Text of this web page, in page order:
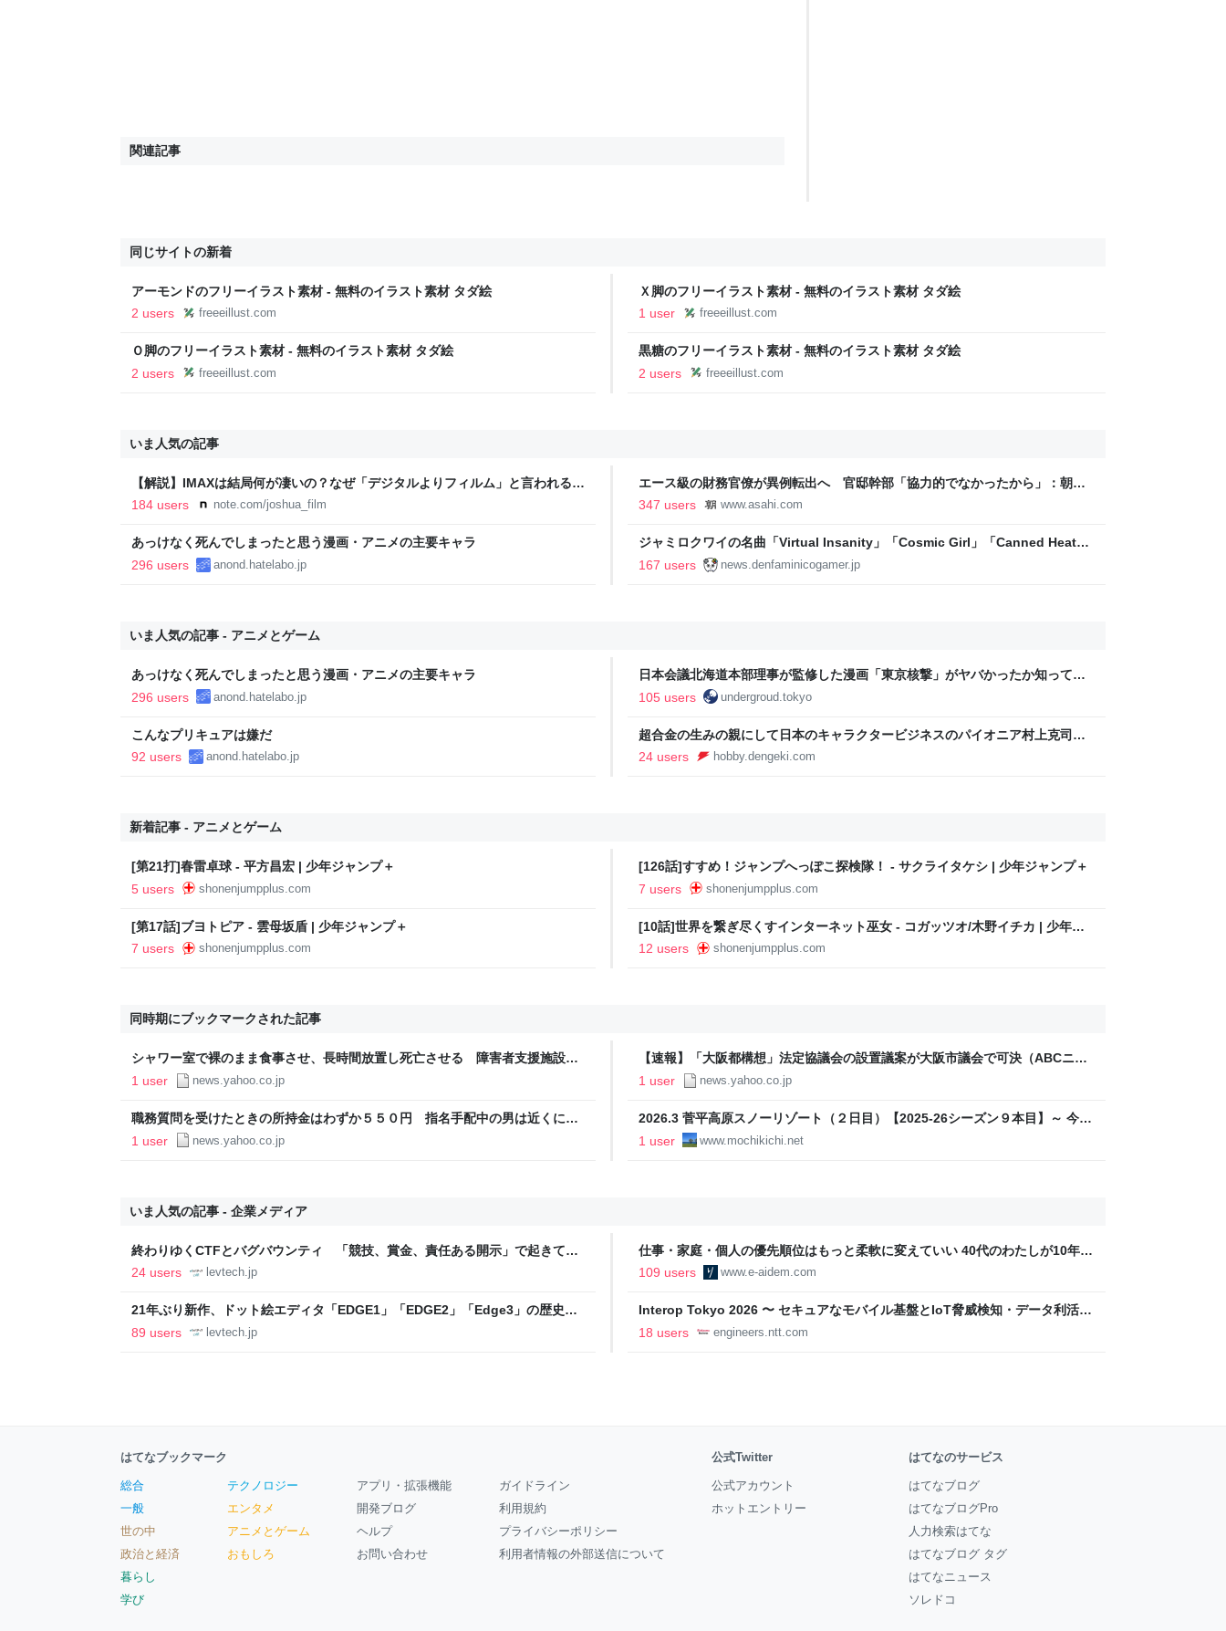
関連記事
同じサイトの新着
アーモンドのフリーイラスト素材 - 無料のイラスト素材 タダ絵
2 users
freeeillust.com
Ｘ脚のフリーイラスト素材 - 無料のイラスト素材 タダ絵
1 user
freeeillust.com
Ｏ脚のフリーイラスト素材 - 無料のイラスト素材 タダ絵
2 users
freeeillust.com
黒糖のフリーイラスト素材 - 無料のイラスト素材 タダ絵
2 users
freeeillust.com
いま人気の記事
【解説】IMAXは結局何が凄いの？なぜ「デジタルよりフィルム」と言われるの
か？｜Joshua Connolly
184 users note.com/joshua_film
エース級の財務官僚が異例転出へ 官邸幹部「協力的でなかったから」：朝日
新聞
347 users www.asahi.com
あっけなく死んでしまったと思う漫画・アニメの主要キャラ
296 users
anond.hatelabo.jp
ジャミロクワイの名曲「Virtual Insanity」「Cosmic Girl」「Canned Heat」
公式日本語字幕付きMVがいきなり公開！「SUMMER SONIC 2026」での9年ぶ
りとなる日本公演を記念して
167 users news.denfaminicogamer.jp
いま人気の記事 - アニメとゲーム
あっけなく死んでしまったと思う漫画・アニメの主要キャラ
296 users
anond.hatelabo.jp
日本会議北海道本部理事が監修した漫画「東京核撃」がヤバかったか知ってる
か - 枝久保達也プロフィールサイト
105 users undergroud.tokyo
こんなプリキュアは嫌だ
92 users
anond.hatelabo.jp
超合金の生みの親にして日本のキャラクタービジネスのパイオニア村上克司さ
んを偲んで | 電撃ホビーウェブ
24 users hobby.dengeki.com
新着記事 - アニメとゲーム
[第21打]春雷卓球 - 平方昌宏 | 少年ジャンプ＋
5 users
shonenjumpplus.com
[126話]すすめ！ジャンプへっぽこ探検隊！ - サクライタケシ | 少年ジャンプ＋
7 users
shonenjumpplus.com
[第17話]ブヨトピア - 雲母坂盾 | 少年ジャンプ＋
7 users
shonenjumpplus.com
[10話]世界を繋ぎ尽くすインターネット巫女 - コガッツオ/木野イチカ | 少年ジ
ャンプ＋
12 users shonenjumpplus.com
同時期にブックマークされた記事
シャワー室で裸のまま食事させ、長時間放置し死亡させる 障害者支援施設で
利用者虐待 高知県が行政処分（ABCニュース） - Yahoo!ニュース
1 user news.yahoo.co.jp
【速報】「大阪都構想」法定協議会の設置議案が大阪市議会で可決（ABCニュ
ース） - Yahoo!ニュース
1 user news.yahoo.co.jp
職務質問を受けたときの所持金はわずか５５０円 指名手配中の男は近くに潜
伏の可能性 たつの市母娘殺害事件（ABCニュース） - Yahoo!ニュース
1 user news.yahoo.co.jp
2026.3 菅平高原スノーリゾート（２日目）【2025-26シーズン９本目】～ 今シ
ーズンの滑り納め ～ - 親ばかパパの子育て日記
1 user www.mochikichi.net
いま人気の記事 - 企業メディア
終わりゆくCTFとバグバウンティ 「競技、賞金、責任ある開示」で起きてい
ること【フォーカス】 - レバテックLAB
24 users levtech.jp
仕事・家庭・個人の優先順位はもっと柔軟に変えていい 40代のわたしが10年後
の自分に伝えたいこと - りっすん by イーアイデム
109 users www.e-aidem.com
21年ぶり新作、ドット絵エディタ「EDGE1」「EDGE2」「Edge3」の歴史に
ついて作者に聞く【フォーカス】 - レバテックLAB
89 users levtech.jp
Interop Tokyo 2026 〜 セキュアなモバイル基盤とIoT脅威検知・データ利活用
への取り組み 〜 - NTT docomo Business Engineers' Blog
18 users engineers.ntt.com
はてなブックマーク
総合
一般
世の中
政治と経済
暮らし
学び
テクノロジー
エンタメ
アニメとゲーム
おもしろ
アプリ・拡張機能
開発ブログ
ヘルプ
お問い合わせ
ガイドライン
利用規約
プライバシーポリシー
利用者情報の外部送信について
公式Twitter
公式アカウント
ホットエントリー
はてなのサービス
はてなブログ
はてなブログPro
人力検索はてな
はてなブログ タグ
はてなニュース
ソレドコ